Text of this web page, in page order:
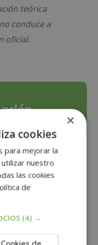
teórica
conduce a
oficial.
×
cookies
para mejorar la
utilizar nuestro
las cookies
de
(4) →